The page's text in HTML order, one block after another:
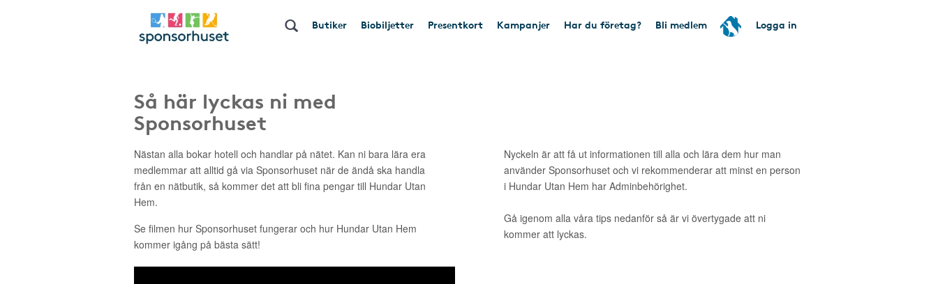
Butiker Biobiljetter Presentkort Kampanjer Har du företag? Bli medlem Logga in
Så här lyckas ni med
Sponsorhuset
Nästan alla bokar hotell och handlar på nätet. Kan ni bara lära era
medlemmar att alltid gå via Sponsorhuset när de ändå ska handla
från en nätbutik, så kommer det att bli fina pengar till Hundar Utan
Hem.
Se filmen hur Sponsorhuset fungerar och hur Hundar Utan Hem
kommer igång på bästa sätt!
Nyckeln är att få ut informationen till alla och lära dem hur man
använder Sponsorhuset och vi rekommenderar att minst en person
i Hundar Utan Hem har Adminbehörighet.
Gå igenom alla våra tips nedanför så är vi övertygade att ni
kommer att lyckas.